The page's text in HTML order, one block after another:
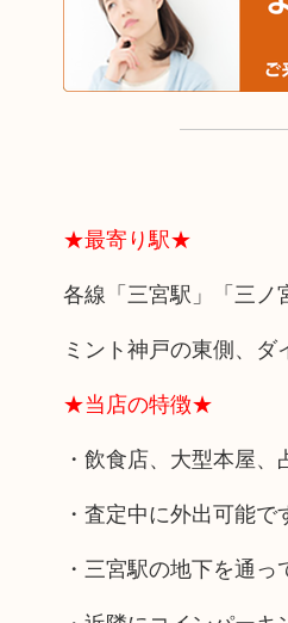
★最寄り駅★
各線「三宮駅」「三ノ
ミント神戸の東側、ダ
★当店の特徴★
・飲食店、大型本屋
・査定中に外出可能
・三宮駅の地下を通